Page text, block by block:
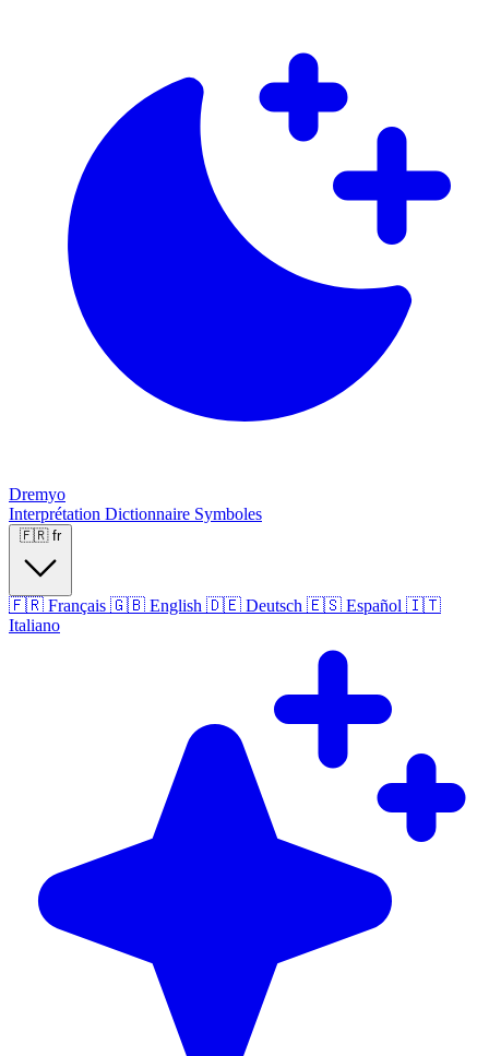
Dremyo
Interprétation Dictionnaire Symboles
🇫🇷 fr
🇫🇷 Français 🇬🇧 English 🇩🇪 Deutsch 🇪🇸 Español 🇮🇹
Italiano